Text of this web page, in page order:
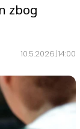
10.5.2026. 14:00
zbog